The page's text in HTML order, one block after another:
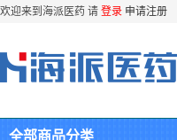
欢迎来到海派医药 请 登录 申请注册
全部商品分类